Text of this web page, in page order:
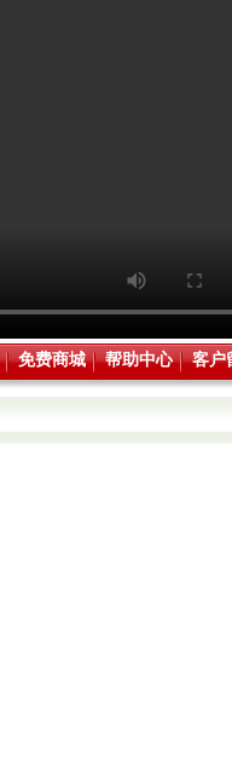
免费商城 帮助中心 客户